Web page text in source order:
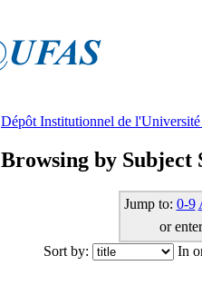
Dépôt Institutionnel de
Browsing by Subject
Jump to: 0-9
or
Sort by:
In